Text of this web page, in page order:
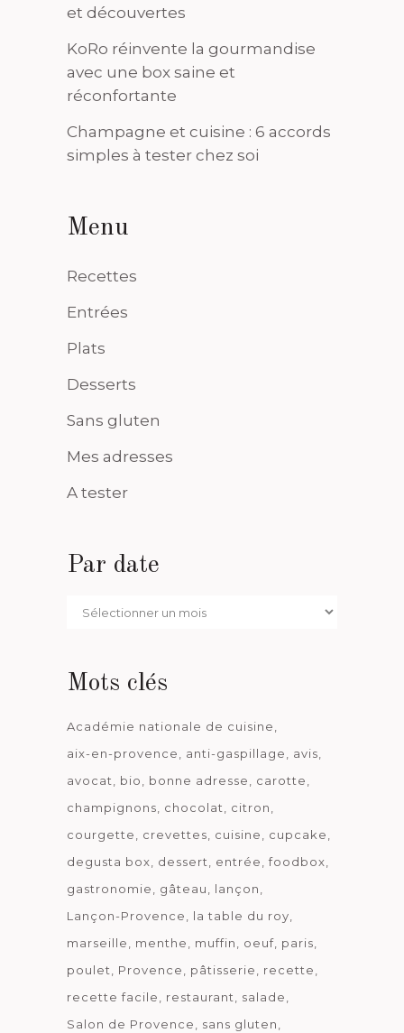
et découvertes
KoRo réinvente la gourmandise
avec une box saine et
réconfortante
Champagne et cuisine : 6 accords
simples à tester chez soi
Menu
Recettes
Entrées
Plats
Desserts
Sans gluten
Mes adresses
A tester
Par date
Par
Mots clés
Académie nationale de cuisine
aix-en-provence
anti-gaspillage
avis
avocat
bio bonne adresse
carotte
champignons
chocolat
citron
courgette
crevettes cuisine
cupcake
degusta box
dessert entrée
foodbox
gastronomie
gâteau
lançon
Lançon-Provence
la table du roy
marseille
menthe muffin oeuf paris
poulet
Provence pâtisserie
recette
recette facile
restaurant
salade
Salon de Provence
sans gluten